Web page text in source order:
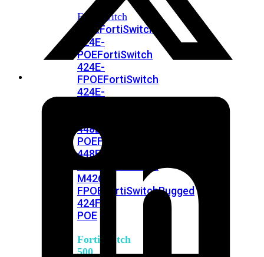
FortiSwitch
424EFortiSwitch
424E-
POEFortiSwitch
424E-
FPOEFortiSwitch
424E-
448E-
POEFortiSwitch
448E-
M426E-
FPOE
FortiSwitchRugged
424F-
POE
FortiSwitch
500